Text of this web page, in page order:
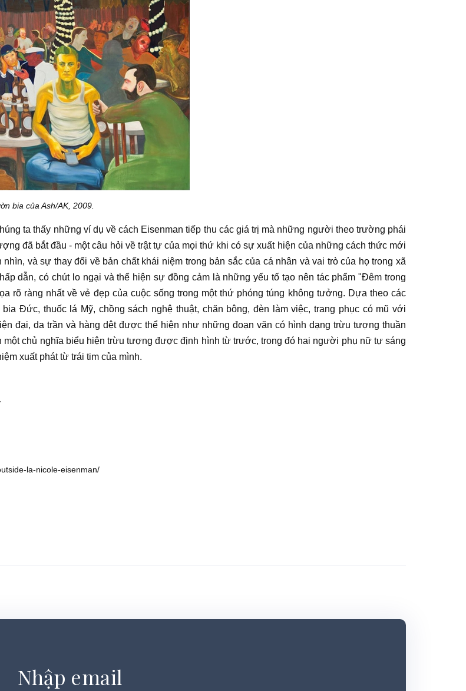
bia của Ash/AK, 2009.
ta thấy những ví dụ về cách Eisenman tiếp thu các giá trị mà những người theo trường phái
đã bắt đầu - một câu hỏi về trật tự của mọi thứ khi có sự xuất hiện của những cách thức mới
nhìn, và sự thay đổi về bản chất khái niệm trong bản sắc của cá nhân và vai trò của họ trong xã
dẫn, có chút lo ngại và thể hiện sự đồng cảm là những yếu tố tạo nên tác phẩm "Đêm trong
rõ ràng nhất về vẻ đẹp của cuộc sống trong một thứ phóng túng không tưởng. Dựa theo các
Đức, thuốc lá Mỹ, chồng sách nghệ thuật, chăn bông, đèn làm việc, trang phục có mũ với
đại, da trần và hàng dệt được thể hiện như những đoạn văn có hình dạng trừu tượng thuần
một chủ nghĩa biểu hiện trừu tượng được định hình từ trước, trong đó hai người phụ nữ tự sáng
xuất phát từ trái tim của mình.
la-nicole-eisenman/
Nhập email